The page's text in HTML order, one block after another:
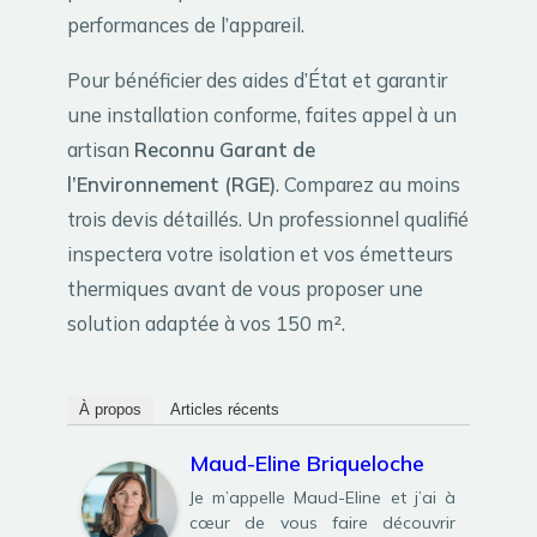
performances de l’appareil.
Pour bénéficier des aides d’État et garantir
une installation conforme, faites appel à un
artisan Reconnu Garant de
l’Environnement (RGE). Comparez au moins
trois devis détaillés. Un professionnel qualifié
inspectera votre isolation et vos émetteurs
thermiques avant de vous proposer une
solution adaptée à vos 150 m².
À propos Articles récents
Maud-Eline Briqueloche
Je m’appelle Maud-Eline et j’ai à
cœur de vous faire découvrir